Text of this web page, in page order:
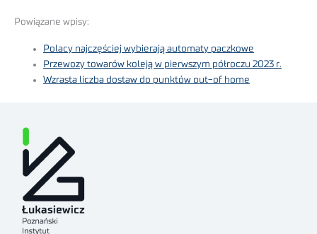
Powiązane wpisy:
Polacy najczęściej wybierają automaty paczkowe
Przewozy towarów koleją w pierwszym półroczu 2023 r.
Wzrasta liczba dostaw do punktów out-of home